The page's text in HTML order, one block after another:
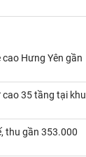
Mắc ca
Ngũ cốc
Hưng Yên gần
cao 35 tầng tại khu
thu gần 353.000